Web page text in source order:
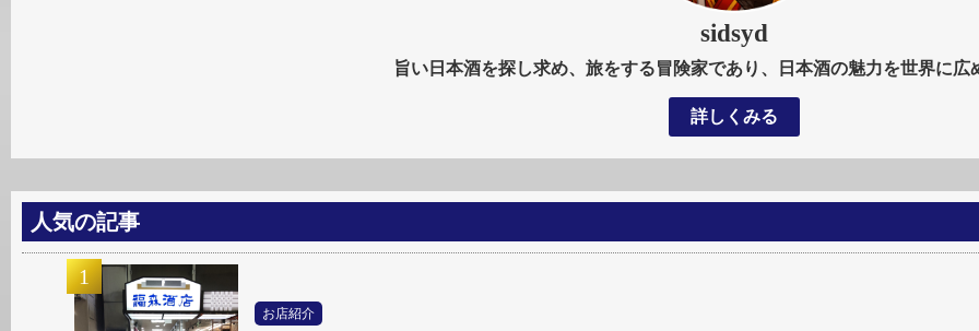
sidsyd
旨い日本酒を探し求め、旅をする冒険家であり、日本酒の魅力を世界に広
詳しくみる
人気の記事
お店紹介